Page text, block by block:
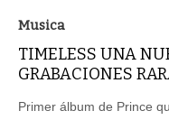
Musica
TIMELESS UNA
GRABACIONES
Primer álbum de Prince